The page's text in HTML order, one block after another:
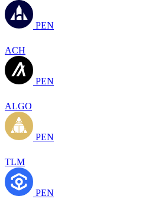
PEN
ACH
PEN
ALGO
PEN
TLM
PEN